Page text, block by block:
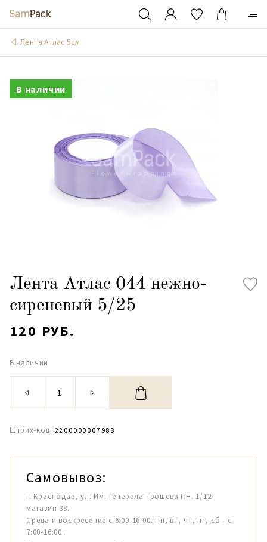
Лента Атлас 5см
В наличии
Лента Атлас 044 нежно-
сиреневый 5/25
120 РУБ.
В наличии
Штрих-код: 2200000007988
Самовывоз:
г. Краснодар, ул. Им. Генерала Трошева Г.Н. 1/12
магазин 38.
Среда и воскресение с 6:00-16:00. Пн, вт, чт, пт, сб - с
7:00-16:00.